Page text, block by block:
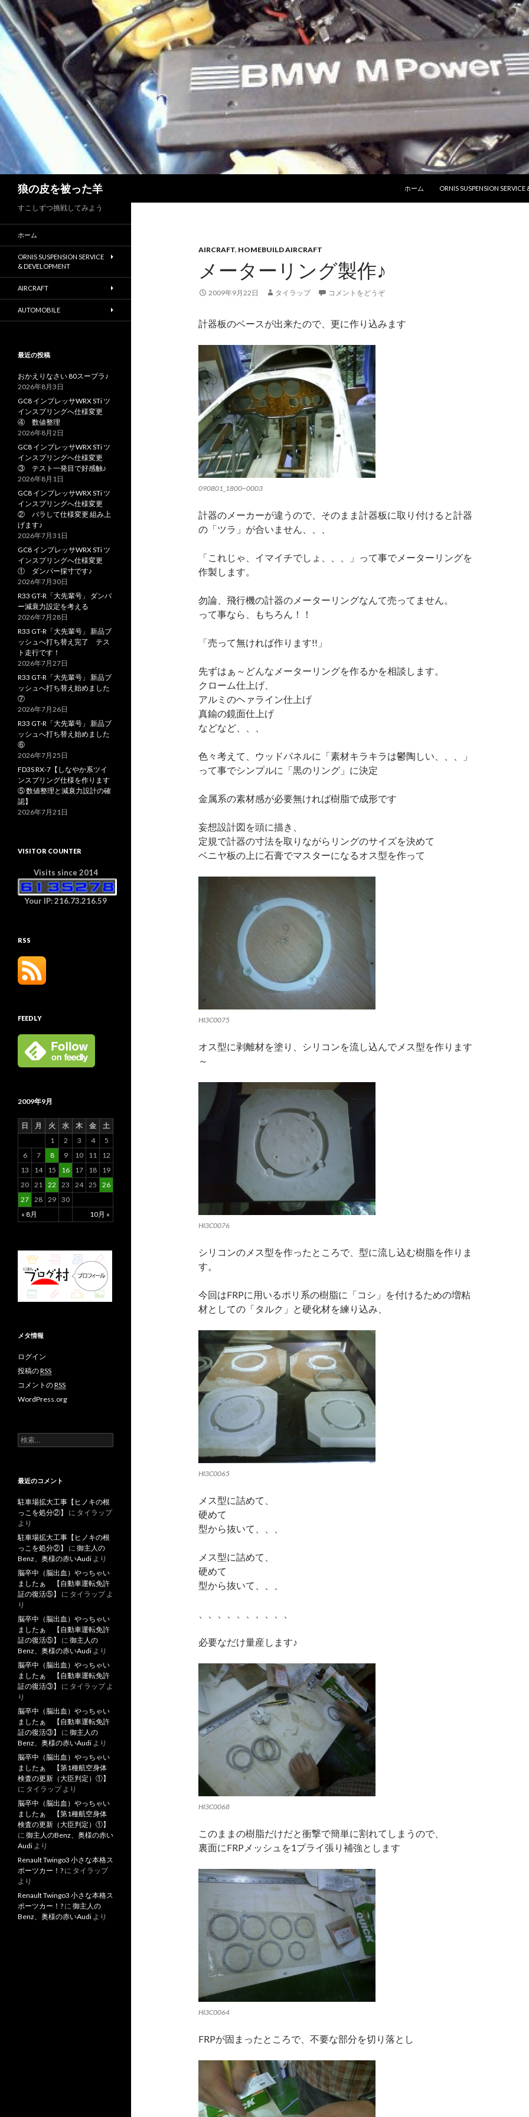
狼の皮を被った羊
ホーム
ORNIS SUSPENSION
AIRCRAFT, HOMEBUILD AIRCRAFT
メーターリング製作♪
2009年9月22日 タイラップ コメントをどうぞ
計器板のベースが出来たので、更に作り込みます
090801_1800~0003
計器のメーカーが違うので、そのまま計器板に取り付けると計器
の「ツラ」が合いません、、、
「これじゃ、イマイチでしょ、、、」って事でメーターリングを
作製します。
勿論、飛行機の計器のメーターリングなんて売ってません。
って事なら、もちろん！！
「売って無ければ作ります!!」
先ずはぁ～どんなメーターリングを作るかを相談します。
クローム仕上げ、
アルミのヘァライン仕上げ
真鍮の鏡面仕上げ
などなど、、、
色々考えて、ウッドパネルに「素材キラキラは鬱陶しい、、、」
って事でシンプルに「黒のリング」に決定
金属系の素材感が必要無ければ樹脂で成形です
妄想設計図を頭に描き、
定規で計器の寸法を取りながらリングのサイズを決めて
ベニヤ板の上に石膏でマスターになるオス型を作って
HI3C0075
オス型に剥離材を塗り、シリコンを流し込んでメス型を作ります
～
HI3C0076
シリコンのメス型を作ったところで、型に流し込む樹脂を作りま
す。
今回はFRPに用いるポリ系の樹脂に「コシ」を付けるための増粘
材としての「タルク」と硬化材を練り込み、
HI3C0065
メス型に詰めて、
硬めて
型から抜いて、、、
メス型に詰めて、
硬めて
型から抜いて、、、
必要なだけ量産します♪
HI3C0068
このままの樹脂だけだと衝撃で簡単に割れてしまうので、
裏面にFRPメッシュを1プライ張り補強とします
HI3C0064
FRPが固まったところで、不要な部分を切り落とし
すこしずつ挑戦してみよう
ホーム
ORNIS SUSPENSION SERVICE
& DEVELOPMENT
AIRCRAFT
AUTOMOBILE
最近の投稿
おかえりなさい 80スープラ♪
2026年8月3日
GC8 インプレッサWRX STi ツ
インスプリングへ仕様変更
④ 数値整理
2026年8月2日
GC8 インプレッサWRX STi ツ
インスプリングへ仕様変更
③ テスト一発目で好感触♪
2026年8月1日
GC8 インプレッサWRX STi ツ
インスプリングへ仕様変更
② バラして仕様変更 組み上
げます♪
2026年7月31日
GC8 インプレッサWRX STi ツ
インスプリングへ仕様変更
① ダンパー採寸です♪
2026年7月30日
R33 GT-R「大先輩号」 ダンパ
ー減衰力設定を考える
2026年7月28日
R33 GT-R「大先輩号」 新品ブ
ッシュへ打ち替え完了 テス
ト走行です！
2026年7月27日
R33 GT-R「大先輩号」 新品ブ
ッシュへ打ち替え始めました
⑦
2026年7月26日
R33 GT-R「大先輩号」 新品ブ
ッシュへ打ち替え始めました
⑥
2026年7月25日
FD3S RX-7【しなやか系ツイ
ンスプリング仕様を作ります
⑤ 数値整理と減衰力設計の確
認】
2026年7月21日
VISITOR COUNTER
Visits since 2014
Your IP: 216.73.216.59
RSS
FEEDLY
2009年9月
日 月 火 水 木 金 土
« 8月 10月 »
1 2 3 4
5
6
7 8 9 10 11
12
13
14 15 16 17 18
19
20 21 22 23 24 25
26
27 28 29 30
メタ情報
ログイン
投稿のRSS
コメントのRSS
WordPress.org
検
索
最近のコメント
駐車場拡大工事【ヒノキの根
っこを処分②】
に タイラップ
より
駐車場拡大工事【ヒノキの根
っこを処分②】
に 御主人の
Benz、奥様の赤いAudi より
脳卒中（脳出血）やっちゃい
ましたぁ 【自動車運転免許
証の復活⑤】
に タイラップよ
り
脳卒中（脳出血）やっちゃい
ましたぁ 【自動車運転免許
証の復活⑤】
に 御主人の
Benz、奥様の赤いAudi より
脳卒中（脳出血）やっちゃい
ましたぁ 【自動車運転免許
証の復活③】
に タイラップよ
り
脳卒中（脳出血）やっちゃい
ましたぁ 【自動車運転免許
証の復活③】
に 御主人の
Benz、奥様の赤いAudi より
脳卒中（脳出血）やっちゃい
ましたぁ 【第1種航空身体
検査の更新（大臣判定）①】
に タイラップより
脳卒中（脳出血）やっちゃい
ましたぁ 【第1種航空身体
検査の更新（大臣判定）①】
に 御主人のBenz、奥様の赤い
Audi より
Renault Twingo3 小さな本格ス
ポーツカー！? に タイラップ
より
Renault Twingo3 小さな本格ス
ポーツカー！? に 御主人の
Benz、奥様の赤いAudi より